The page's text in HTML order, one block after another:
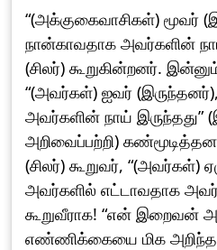
“(அக்குகைவாசிகள்) மூவர்
நான்காவதாக அவர்களின்
(சிலர்) கூறுகின்றனர்.
“(அவர்கள்) ஐவர்
அவர்களின் நாய்
அறிவைப்பற்றி)
(சிலர்) கூறுவர், “(அவர்கள்)
அவர்களில் எட்டாவதாக
கூறுவீராக! “என் இறைவன்
எண்ணிக்கையை மிக